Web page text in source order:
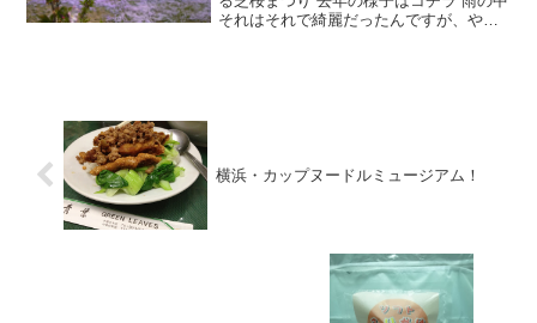
それはそれで綺麗だったんですが、やっ
横浜・カップヌードルミュージアム！